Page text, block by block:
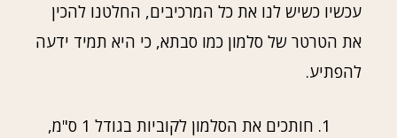
עכשיו כשיש לנו את כל המרכיבים, החלטנו להכין
את הטרטר של סלמון כמו סבתא, כי היא תמיד ידעה
להפתיע.
חותכים את הסלמון לקוביות בגודל 1 ס"מ,